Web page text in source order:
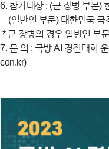
6. 참가대상 : (군 장병 부문)
(일반인 부문) 대한민국 국
* 군 장병의 경우 일반인 부
7. 문 의 : 국방 AI 경진대회
con.kr)